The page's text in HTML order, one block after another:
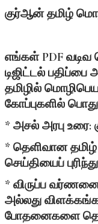
குர்ஆன்தமிழ்
எங்கள் PDF வடிவ
டிஜிட்டல்
தமிழில்
கோப்புகளில்
* அசல் அரபு உரை:
* தெளிவான
செய்தியைப்
* விருப்ப வர்ணனை
அல்லது
போதனைகளை